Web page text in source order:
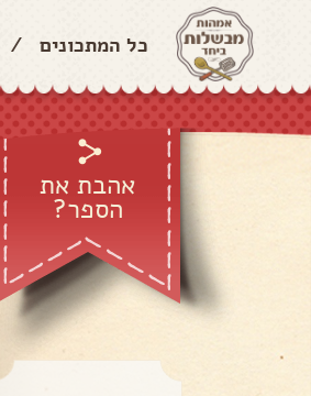
כל המתכונים /
אהבת את
הספר?